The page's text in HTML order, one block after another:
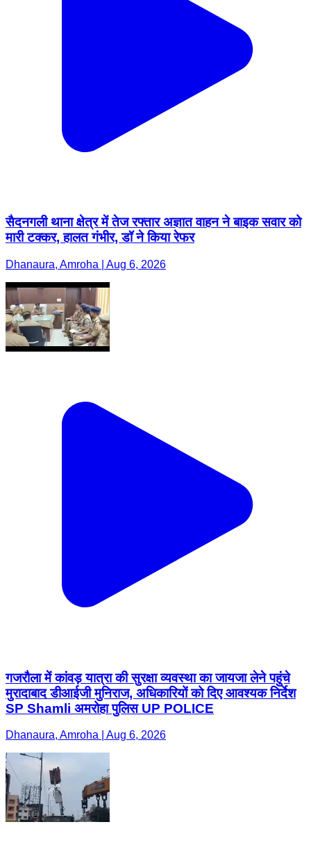
सैदनगली थाना क्षेत्र में तेज रफ्तार अज्ञात वाहन ने बाइक सवार को
मारी टक्कर, हालत गंभीर, डॉ ने किया रेफर
Dhanaura, Amroha | Aug 6, 2026
गजरौला में कांवड़ यात्रा की सुरक्षा व्यवस्था का जायजा लेने पहुंचे
मुरादाबाद डीआईजी मुनिराज, अधिकारियों को दिए आवश्यक निर्देश
SP Shamli अमरोहा पुलिस UP POLICE
Dhanaura, Amroha | Aug 6, 2026